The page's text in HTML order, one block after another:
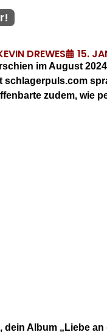
DREWES 15.
im August
schlagerpuls.com
zudem, wie
Album „Liebe